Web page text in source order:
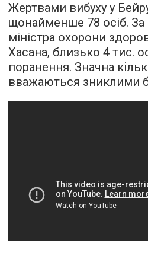
Жертвами вибуху у
щонайменше 78 осіб. За
міністра охорони
Хасана, близько 4 тис.
поранення. Значна
вважаються зниклими